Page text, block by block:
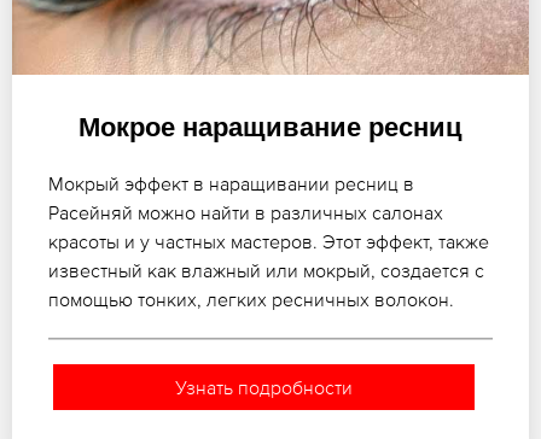
Мокрое наращивание ресниц
Мокрый эффект в наращивании ресниц в
Расейняй можно найти в различных салонах
красоты и у частных мастеров. Этот эффект, также
известный как влажный или мокрый, создается с
помощью тонких, легких ресничных волокон.
Узнать подробности